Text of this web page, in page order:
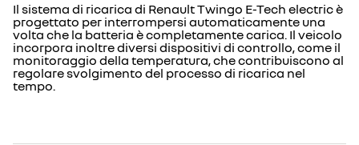
Il sistema di ricarica di Renault Twingo E-Tech electric è
progettato per interrompersi automaticamente una
volta che la batteria è completamente carica. Il veicolo
incorpora inoltre diversi dispositivi di controllo, come il
monitoraggio della temperatura, che contribuiscono al
regolare svolgimento del processo di ricarica nel
tempo.